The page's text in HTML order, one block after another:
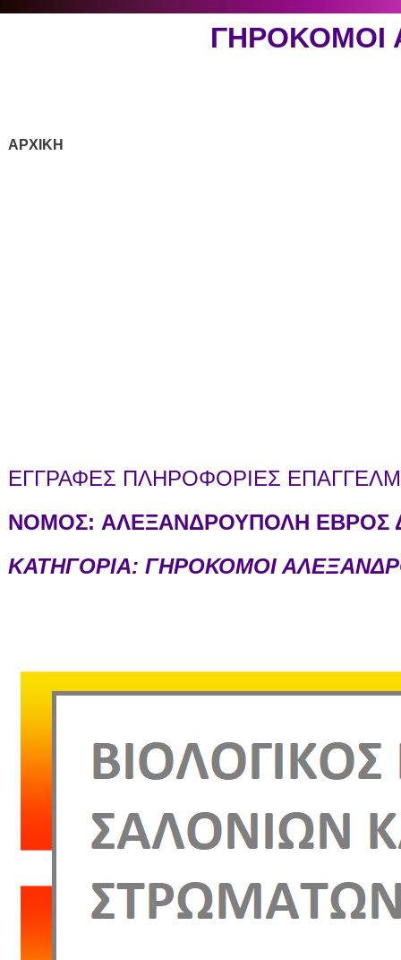
ΓΗΡΟΚΟΜΟΙ
ΕΓΓΡΑΦΕΣ ΠΛΗΡΟΦΟΡΙΕΣ
ΝΟΜΟΣ: ΑΛΕΞΑΝΔΡΟΥΠΟΛΗ ΕΒΡΟΣ
ΚΑΤΗΓΟΡΙΑ: ΓΗΡΟΚΟΜΟΙ
ΑΡΧΙΚΗ